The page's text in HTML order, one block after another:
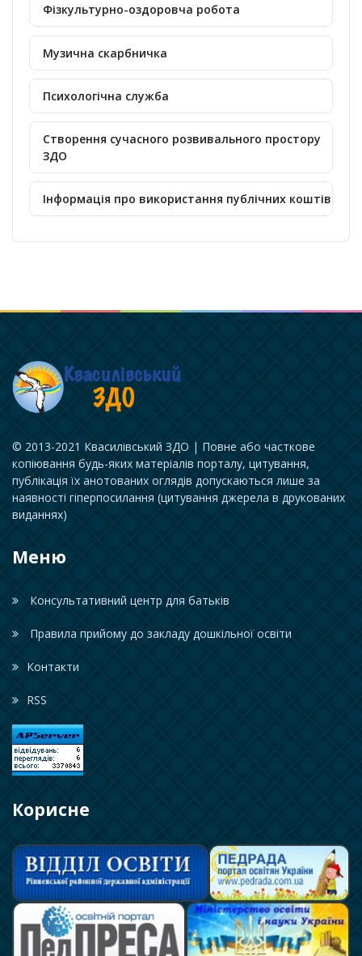
Фізкультурно-оздоровча робота
Музична скарбничка
Психологічна служба
Створення сучасного розвивального простору
ЗДО
Інформація про використання публічних коштів
© 2013-2021 Квасилівський ЗДО | Повне або часткове
копіювання будь-яких матеріалів порталу, цитування,
публікація їх анотованих оглядів допускаються лише за
наявності гіперпосилання (цитування джерела в друкованих
виданнях)
Меню
Консультативний центр для батьків
Правила прийому до закладу дошкільної освіти
Контакти
RSS
Корисне